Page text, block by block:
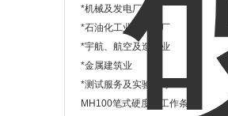
*机械及发电厂
*石油化工业及炼油厂
*宇航、航空及造船业
*金属建筑业
*测试服务及实验室等
MH100笔式硬度计工作条件